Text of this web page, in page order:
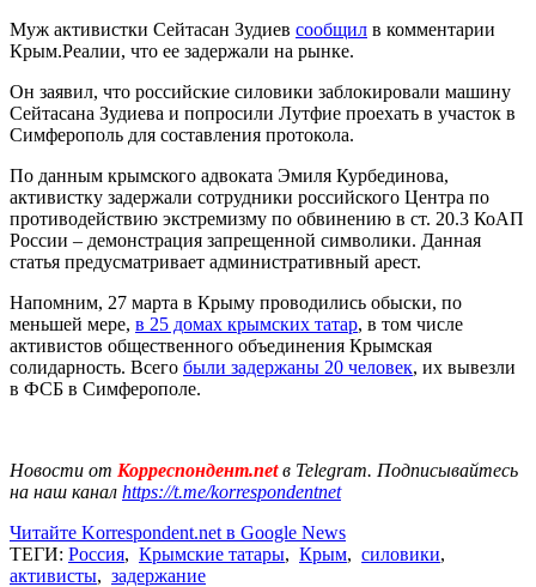
Муж активистки Сейтасан​ Зудиев сообщил в комментарии
Крым.Реалии, что ее задержали на рынке.
Он заявил, что российские силовики заблокировали машину
Сейтасана Зудиева и попросили Лутфие проехать в участок в
Симферополь для составления протокола.
По данным крымского адвоката Эмиля Курбединова,
активистку задержали сотрудники российского Центра по
противодействию экстремизму по обвинению в ст. 20.3 КоАП
России – демонстрация запрещенной символики. Данная
статья предусматривает административный арест.
Напомним, 27 марта в Крыму проводились обыски, по
меньшей мере, в 25 домах крымских татар, в том числе
активистов общественного объединения Крымская
солидарность. Всего были задержаны 20 человек, их вывезли
в ФСБ в Симферополе.
Новости от Корреспондент.netв Telegram. Подписывайтесь
на наш канал https://t.me/korrespondentnet
Читайте Korrespondent.net в Google News
ТЕГИ: Россия, Крымские татары, Крым, силовики,
активисты, задержание